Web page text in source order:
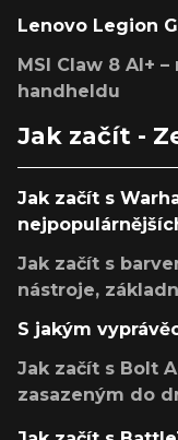
Lenovo Legion
MSI Claw 8 AI+
handheldu
Jak začít -
Jak začít s
Jak začít s
nástroje,
S jakým
Jak začít s Bolt
zasazeným do